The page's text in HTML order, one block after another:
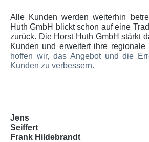
Alle Kunden werden weiterhin
Huth GmbH blickt schon auf eine
zurück. Die Horst Huth GmbH stärkt
Kunden und erweitert ihre
hoffen wir, das Angebot und die
Kunden zu verbessern.
Jens
Seiffert
Frank Hildebrandt